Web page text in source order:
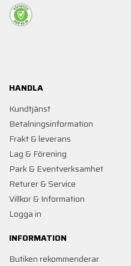
HANDLA
Kundtjänst
Betalningsinformation
Frakt & leverans
Lag & Förening
Park & Eventverksamhet
Returer & Service
Villkor & Information
Logga in
INFORMATION
Butiken rekommenderar